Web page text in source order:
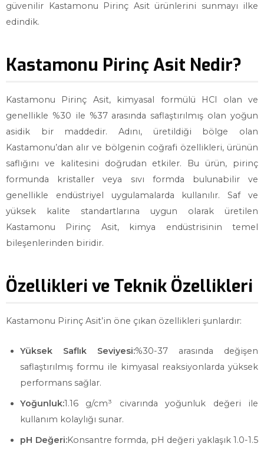
güvenilir Kastamonu Pirinç Asit ürünlerini sunmayı ilke
edindik.
Kastamonu Pirinç Asit Nedir?
Kastamonu Pirinç Asit, kimyasal formülü HCl olan ve
genellikle %30 ile %37 arasında saflaştırılmış olan yoğun
asidik bir maddedir. Adını, üretildiği bölge olan
Kastamonu’dan alır ve bölgenin coğrafi özellikleri, ürünün
saflığını ve kalitesini doğrudan etkiler. Bu ürün, pirinç
formunda kristaller veya sıvı formda bulunabilir ve
genellikle endüstriyel uygulamalarda kullanılır. Saf ve
yüksek kalite standartlarına uygun olarak üretilen
Kastamonu Pirinç Asit, kimya endüstrisinin temel
bileşenlerinden biridir.
Özellikleri ve Teknik Özellikleri
Kastamonu Pirinç Asit’in öne çıkan özellikleri şunlardır:
Yüksek Saflık Seviyesi:%30-37 arasında değişen
saflaştırılmış formu ile kimyasal reaksiyonlarda yüksek
performans sağlar.
Yoğunluk:1.16 g/cm³ civarında yoğunluk değeri ile
kullanım kolaylığı sunar.
pH Değeri:Konsantre formda, pH değeri yaklaşık 1.0-1.5